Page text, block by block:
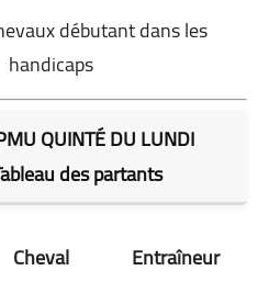
débutant dans les
handicaps
QUINTÉ DU LUNDI
des partants
Cheval
Entraîneur